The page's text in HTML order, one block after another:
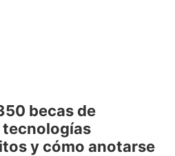
becas de
y cómo anotarse